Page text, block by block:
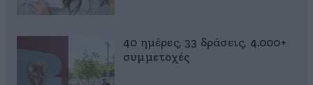
40 ημέρες, 33 δράσεις, 4.000+
συμμετοχές